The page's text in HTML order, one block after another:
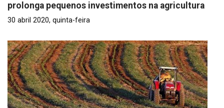
prolonga pequenos investimentos na agricultura
30 abril 2020, quinta-feira